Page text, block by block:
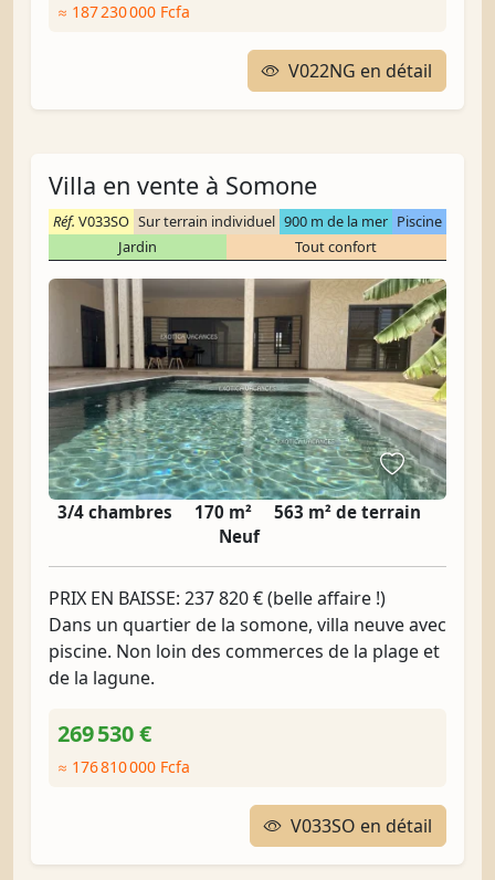
≈ 187 230 000 Fcfa
V022NG en détail
Villa en vente à Somone
Réf. V033SO Sur terrain individuel 900 m de la mer Piscine
Jardin
Tout confort
3/4 chambres 170 m²
563 m² de terrain
Neuf
PRIX EN BAISSE: 237 820 € (belle affaire !)
Dans un quartier de la somone, villa neuve avec
piscine. Non loin des commerces de la plage et
de la lagune.
269 530 €
≈ 176 810 000 Fcfa
V033SO en détail